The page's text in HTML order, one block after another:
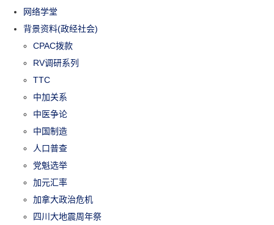
网络学堂
背景资料(政经社会)
CPAC拨款
RV调研系列
TTC
中加关系
中医争论
中国制造
人口普查
党魁选举
加元汇率
加拿大政治危机
四川大地震周年祭